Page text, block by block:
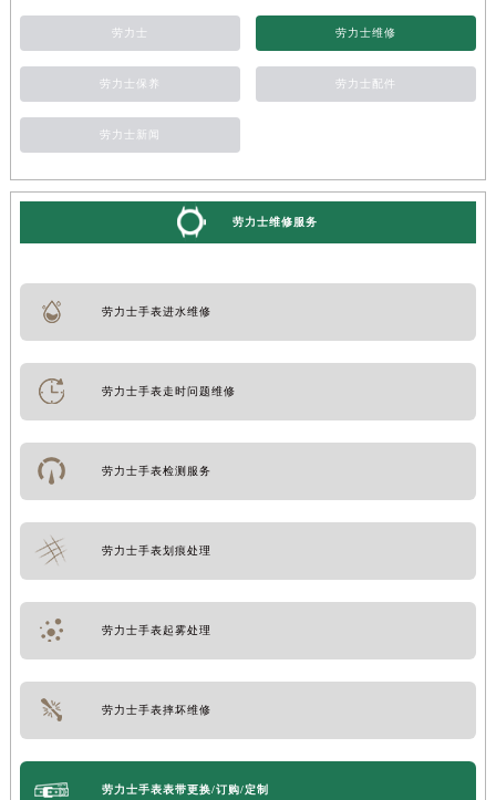
劳力士 劳力士维修
劳力士保养 劳力士配件
劳力士新闻
劳力士维修服务
劳力士手表进水维修
劳力士手表走时问题维修
劳力士手表检测服务
劳力士手表划痕处理
劳力士手表起雾处理
劳力士手表摔坏维修
劳力士手表表带更换/订购/定制